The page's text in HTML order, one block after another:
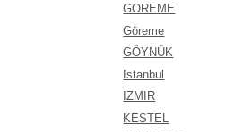
GOREME
Göreme
GÖYNÜK
Istanbul
IZMIR
KESTEL